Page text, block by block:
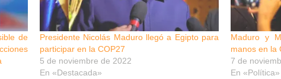
de
Presidente Nicolás Maduro llegó a Egipto para
participar en la COP27
5 de noviembre de 2022
En «Destacada»
Maduro y
manos en la
7 de
En «Política»